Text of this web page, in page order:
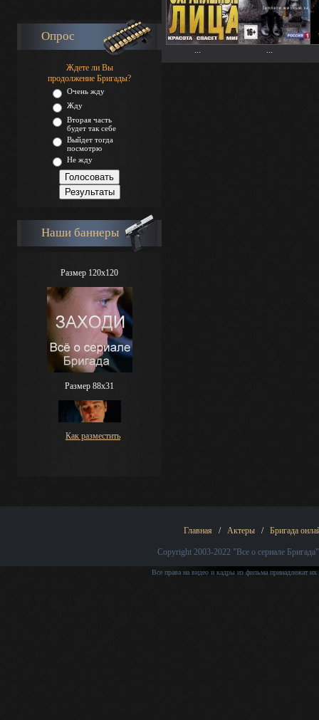
Опрос
Ждете ли Вы
продолжение Бригады?
Очень жду
Жду
Вторая часть
будет так себе
Выйдет тогда
посмотрю
Не жду
Наши баннеры
Размер 120x120
Размер 88х31
Как разместить
... ...
Главная / Актеры / Бригада
Copyright 2003-2022 "Все о сериале Бригада"
Все права на видео и кадры из фильма принадлежат